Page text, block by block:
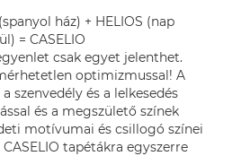
ház) + HELIOS (nap
= CASELIO
csak egyet jelenthet.
optimizmussal! A
szenvedély és a lelkesedés
és a megszülető színek
motívumai és csillogó színei
tapétákra egyszerre